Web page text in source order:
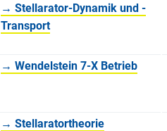
→ Stellarator-Dynamik und -
Transport
→ Wendelstein 7-X Betrieb
→ Stellaratortheorie